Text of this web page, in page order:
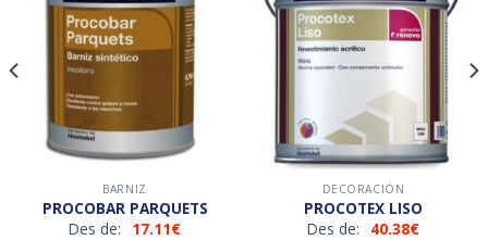
Añadir
a la
lista de
deseos
BARNIZ
PROCOBAR PARQUETS
Des de:
17.11€
Añadir
a la
lista de
deseos
DECORACIÓN
PROCOTEX LISO
Des de:
40.38€